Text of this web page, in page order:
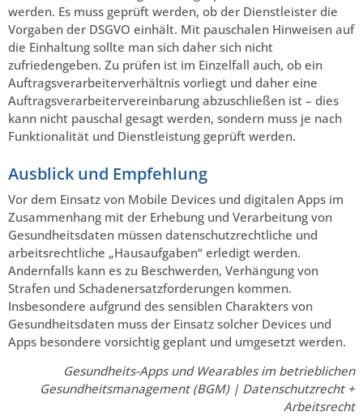
werden. Es muss geprüft werden, ob der Dienstleister die
Vorgaben der DSGVO einhält. Mit pauschalen Hinweisen auf
die Einhaltung sollte man sich daher sich nicht
zufriedengeben. Zu prüfen ist im Einzelfall auch, ob ein
Auftragsverarbeiterverhältnis vorliegt und daher eine
Auftragsverarbeitervereinbarung abzuschließen ist – dies
kann nicht pauschal gesagt werden, sondern muss je nach
Funktionalität und Dienstleistung geprüft werden.
Ausblick und Empfehlung
Vor dem Einsatz von Mobile Devices und digitalen Apps im
Zusammenhang mit der Erhebung und Verarbeitung von
Gesundheitsdaten müssen datenschutzrechtliche und
arbeitsrechtliche „Hausaufgaben“ erledigt werden.
Andernfalls kann es zu Beschwerden, Verhängung von
Strafen und Schadenersatzforderungen kommen.
Insbesondere aufgrund des sensiblen Charakters von
Gesundheitsdaten muss der Einsatz solcher Devices und
Apps besondere vorsichtig geplant und umgesetzt werden.
Gesundheits-Apps und Wearables im betrieblichen
Gesundheitsmanagement (BGM) | Datenschutzrecht +
Arbeitsrecht